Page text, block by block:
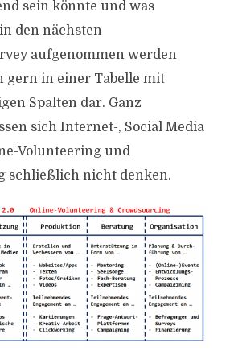
sein könnte und was
den nächsten
aufgenommen werden
gern in einer Tabelle mit
Spalten dar. Ganz
sich Internet-, Social Media
Volunteering und
schließlich nicht denken.